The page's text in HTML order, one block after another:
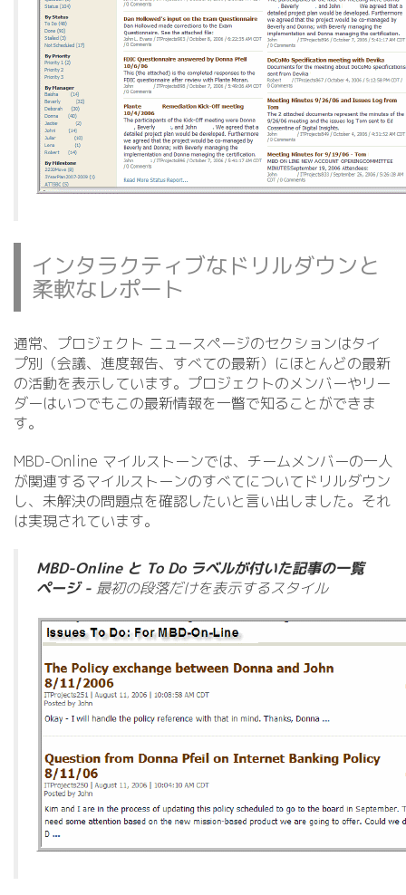
インタラクティブなドリルダウンと
柔軟なレポート
通常、プロジェクト ニュースページのセクションはタイ
プ別（会議、進度報告、すべての最新）にほとんどの最新
の活動を表示しています。プロジェクトのメンバーやリー
ダーはいつでもこの最新情報を一瞥で知ることができま
す。
MBD-Online マイルストーンでは、チームメンバーの一人
が関連するマイルストーンのすべてについてドリルダウン
し、未解決の問題点を確認したいと言い出しました。それ
は実現されています。
MBD-Online と To Do ラベルが付いた記事の一覧
ページ- 最初の段落だけを表示するスタイル